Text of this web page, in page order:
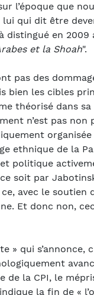
l’époque que
lui qui dit être
distingué en 2009
et la Shoah".
pas des
bien les cibles
théorisé dans
n’est pas
ethnique de la
politique
soit par
avec le soutien
Et donc non,
» qui s’annonce,
de la CPI, le
la fin de «